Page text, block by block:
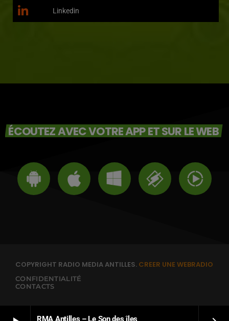
RMA Antilles – Le Son des îles
Linkedin
ÉCOUTEZ AVEC VOTRE APP ET SUR LE WEB
COPYRIGHT RADIO MEDIA ANTILLES. CREER UNE WEBRADIO
CONFIDENTIALITÉ
CONTACTS